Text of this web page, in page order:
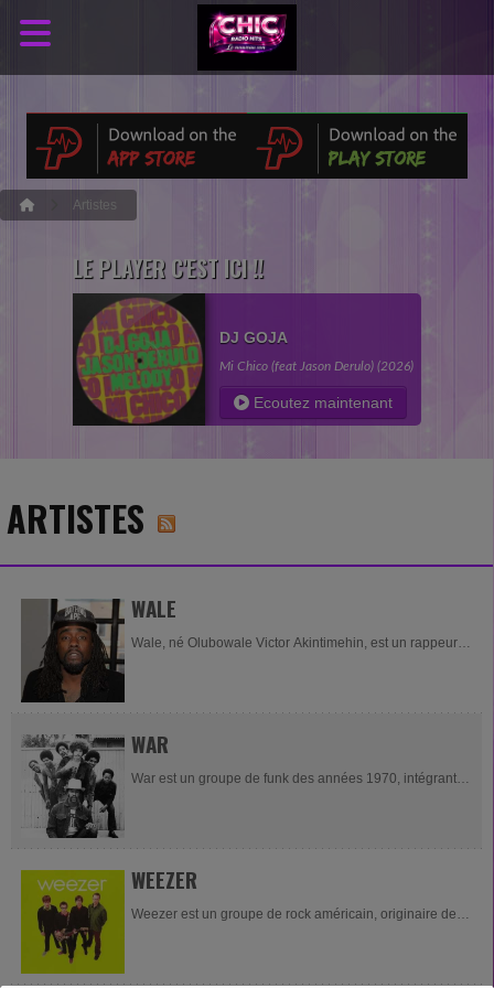
Artistes
LE PLAYER C'EST ICI !!
DJ GOJA
Mi Chico (feat Jason Derulo) (2026)
Ecoutez maintenant
ARTISTES
WALE
Wale, né Olubowale Victor Akintimehin, est un rappeur
WAR
War est un groupe de funk des années 1970, intégrant
WEEZER
Weezer est un groupe de rock américain, originaire de